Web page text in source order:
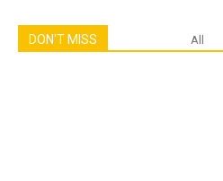
DON'T MISS All